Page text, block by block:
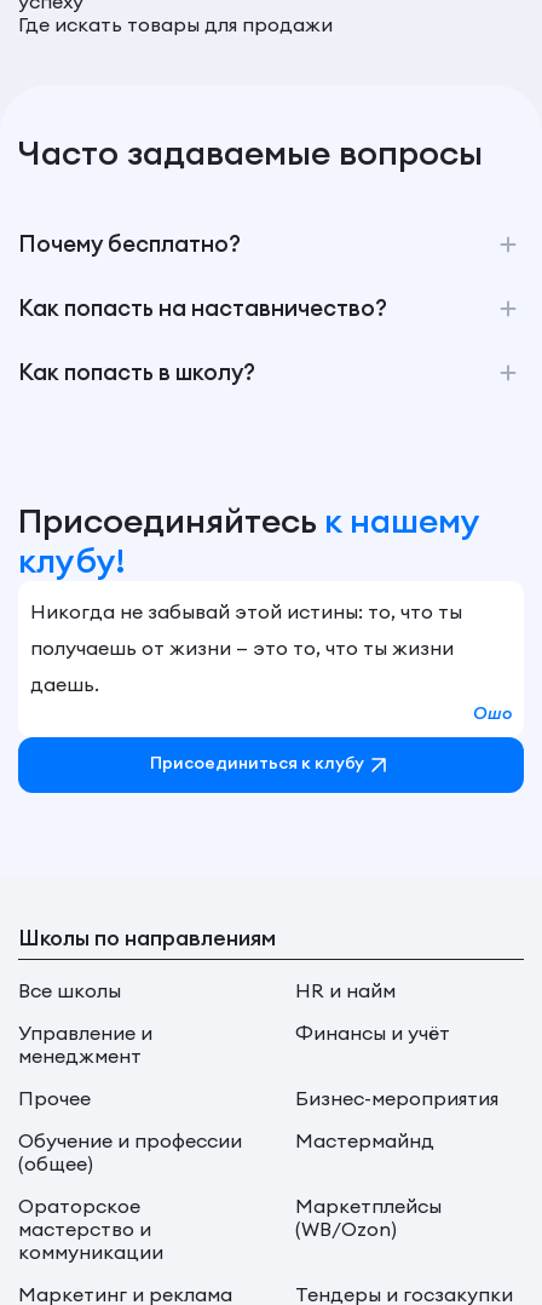
Где искать товары для продажи
Часто задаваемые вопросы
Почему бесплатно?
Как попасть на наставничество?
Как попасть в школу?
Присоединяйтесь к нашему
клубу!
Никогда не забывай этой истины: то, что ты
получаешь от жизни — это то, что ты жизни
даешь.
Ошо
Присоединиться к клубу
Школы по направлениям
Все школы
HR и найм
Управление и
менеджмент
Финансы и учёт
Прочее
Бизнес-мероприятия
Обучение и профессии
(общее)
Мастермайнд
Ораторское
мастерство и
коммуникации
Маркетплейсы
(WB/Ozon)
Маркетинг и реклама
Тендеры и госзакупки